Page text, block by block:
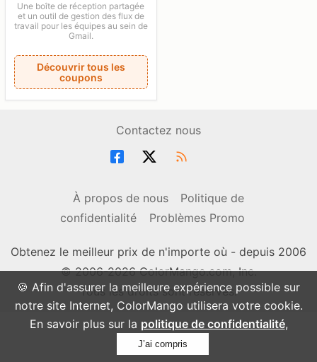
🍪 Afin d'assurer la meilleure expérience possible sur
notre site Internet, ColorMango utilisera votre cookie.
En savoir plus sur la politique de confidentialité,
J’ai compris
Une boîte de réception partagée
et un outil de gestion des flux de
travail pour les équipes au sein de
Gmail.
Découvrir tous les
coupons
Contactez nous
À propos de nous
Politique de
confidentialité
Problèmes Promo
Obtenez le meilleur prix de n'importe où - depuis 2006
© 2006-2026 ColorMango.com, Inc.
Tous les droits sont réservés.